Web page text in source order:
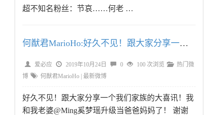
超不知名粉丝：节哀……何老 …
何猷君MarioHo:好久不见！跟大家分享一个我们家族的大喜讯
爱必应 2019年10月24日 0 100 次浏览
热门微
博
何猷君MarioHo 最新微博
好久不见！跟大家分享一个我们家族的大喜讯！我
和我老婆@Ming奚梦瑶升级当爸爸妈妈了！ 谢谢